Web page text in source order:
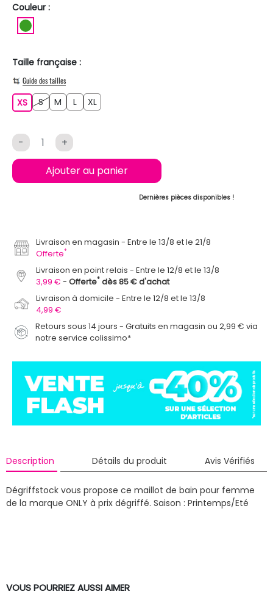
Couleur :
Taille française :
Guide des tailles
XSXSSS M L XL
- +
Ajouter au panier
Dernières pièces disponibles !
Livraison en magasin
Entre le 13/8 et le 21/8
Offerte*
Livraison en point relais
Entre le 12/8 et le 13/8
3,99 €
Offerte* dès 85 € d'achat
Livraison à domicile
Entre le 12/8 et le 13/8
4,99 €
Retours sous 14 jours - Gratuits en magasin ou 2,99 € via
notre service colissimo*
Description Détails du produit Avis Vérifiés
Dégriffstock vous propose ce maillot de bain pour femme
de la marque ONLY à prix dégriffé. Saison : Printemps/Eté
VOUS POURRIEZ AUSSI AIMER